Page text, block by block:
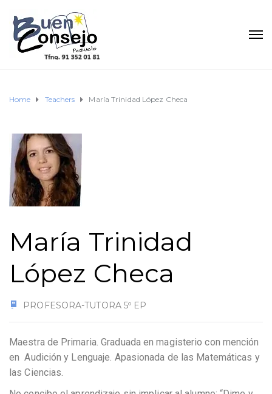
Home Teachers María Trinidad López Checa
María Trinidad
López Checa
PROFESORA-TUTORA 5º EP
Maestra de Primaria. Graduada en magisterio con mención
en Audición y Lenguaje. Apasionada de las Matemáticas y
las Ciencias.